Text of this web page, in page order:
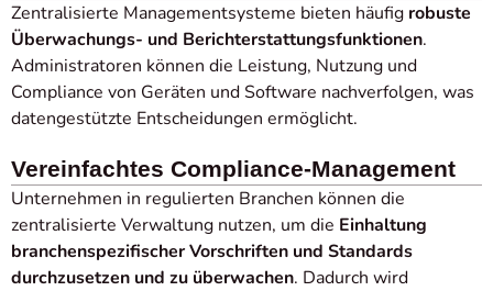
Zentralisierte Managementsysteme bieten häufig robuste
Überwachungs- und Berichterstattungsfunktionen.
Administratoren können die Leistung, Nutzung und
Compliance von Geräten und Software nachverfolgen, was
datengestützte Entscheidungen ermöglicht.
Vereinfachtes Compliance-Management
Unternehmen in regulierten Branchen können die
zentralisierte Verwaltung nutzen, um die Einhaltung
branchenspezifischer Vorschriften und Standards
durchzusetzen und zu überwachen. Dadurch wird